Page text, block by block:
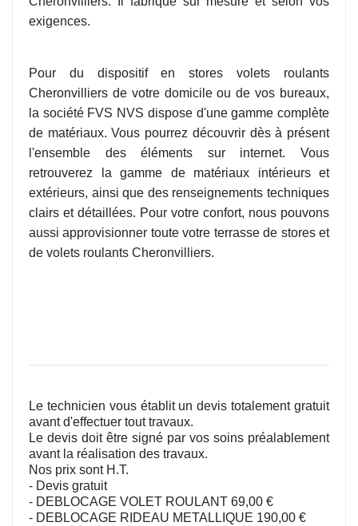
exigences.
Pour du dispositif en stores volets roulants
Cheronvilliers de votre domicile ou de vos bureaux,
la société FVS NVS dispose d'une gamme complète
de matériaux. Vous pourrez découvrir dès à présent
l'ensemble des éléments sur internet. Vous
retrouverez la gamme de matériaux intérieurs et
extérieurs, ainsi que des renseignements techniques
clairs et détaillées. Pour votre confort, nous pouvons
aussi approvisionner toute votre terrasse de stores et
de volets roulants Cheronvilliers.
Le technicien vous établit un devis totalement gratuit
avant d'effectuer tout travaux.
Le devis doit être signé par vos soins préalablement
avant la réalisation des travaux.
Nos prix sont H.T.
- Devis gratuit
- DEBLOCAGE VOLET ROULANT 69,00 €
- DEBLOCAGE RIDEAU METALLIQUE 190,00 €